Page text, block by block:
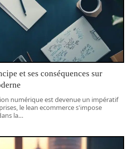
et ses conséquences sur
numérique est devenue un impératif
le lean ecommerce s'impose
la…